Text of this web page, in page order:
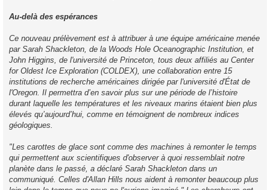
Au-delà des espérances
Ce nouveau prélèvement est à attribuer à une équipe américaine menée
par Sarah Shackleton, de la Woods Hole Oceanographic Institution, et
John Higgins, de l'université de Princeton, tous deux affiliés au Center
for Oldest Ice Exploration (COLDEX), une collaboration entre 15
institutions de recherche américaines dirigée par l'université d'État de
l'Oregon. Il permettra d’en savoir plus sur une période de l’histoire
durant laquelle les températures et les niveaux marins étaient bien plus
élevés qu’aujourd’hui, comme en témoignent de nombreux indices
géologiques.
"Les carottes de glace sont comme des machines à remonter le temps
qui permettent aux scientifiques d'observer à quoi ressemblait notre
planète dans le passé, a déclaré Sarah Shackleton dans un
communiqué. Celles d'Allan Hills nous aident à remonter beaucoup plus